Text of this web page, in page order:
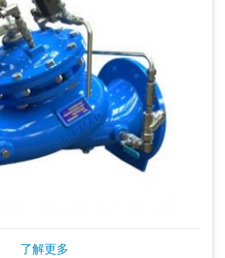
了解更多